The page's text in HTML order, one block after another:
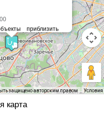
защищено авторским правом Условия